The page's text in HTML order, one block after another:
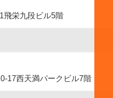
飛栄九段ビル5階
17西天満パークビル7階